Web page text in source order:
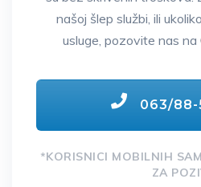
našoj šlep službi, ili
usluge, pozovite nas na
063/88-
*KORISNICI MOBILNIH
ZA